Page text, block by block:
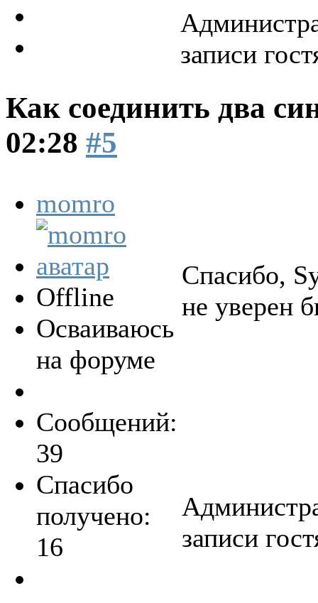
записи
Как соединить два
02:28 #5
momro
Offline
Осваиваюсь
на форуме
Сообщений:
39
Спасибо
получено:
16
Спасибо,
не уверен
записи